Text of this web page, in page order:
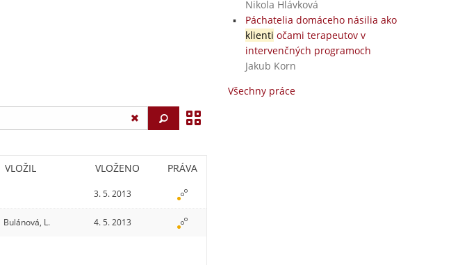
Nikola Hlávková
Páchatelia domáceho násilia ako
klienti očami terapeutov v
intervenčných programoch
Jakub Korn
Všechny práce
Vyhledat
VLOŽIL VLOŽENO PRÁVA
3. 5. 2013
Bulánová, L. 4. 5. 2013